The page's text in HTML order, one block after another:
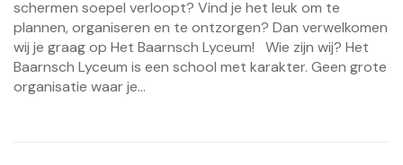
schermen soepel verloopt? Vind je het leuk om te
plannen, organiseren en te ontzorgen? Dan verwelkomen
wij je graag op Het Baarnsch Lyceum! Wie zijn wij? Het
Baarnsch Lyceum is een school met karakter. Geen grote
organisatie waar je...